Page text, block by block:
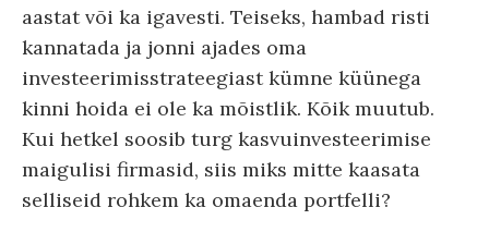
aastat või ka igavesti. Teiseks, hambad risti
kannatada ja jonni ajades oma
investeerimisstrateegiast kümne küünega
kinni hoida ei ole ka mõistlik. Kõik muutub.
Kui hetkel soosib turg kasvuinvesteerimise
maigulisi firmasid, siis miks mitte kaasata
selliseid rohkem ka omaenda portfelli?